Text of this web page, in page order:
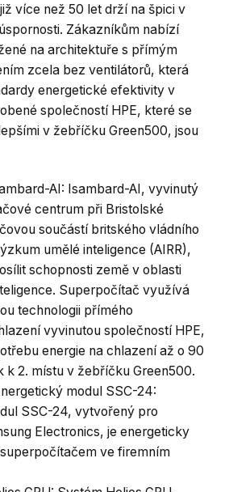
více než 50 let drží na špici v
Zákazníkům nabízí
na architektuře s přímým
zcela bez ventilátorů, která
energetické efektivity v
společností HPE, které se
v žebříčku Green500, jsou
AI: Isambard-AI, vyvinutý
centrum při Bristolské
součástí britského vládního
umělé inteligence (AIRR),
schopnosti země v oblasti
Superpočítač využívá
technologii přímého
vyvinutou společností HPE,
energie na chlazení až o 90
k 2. místu v žebříčku Green500.
modul SSC-24:
SSC-24, vytvořený pro
Electronics, je energeticky
ve firemním